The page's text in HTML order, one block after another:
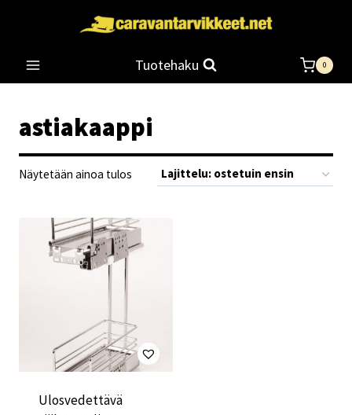
Tuotehaku 0
astiakaappi
Näytetään ainoa tulos
Ulosvedettävä